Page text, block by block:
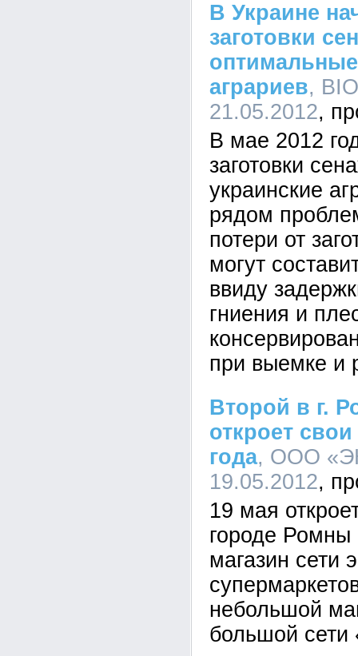
В Украине
заготовки
аграриев,
21.05.2012
В мае 2012
заготовки
украинские
рядом
потери от
могут
ввиду
гниения и
при выемке и
Второй в г.
откроет
года, ООО
19.05.2012
19 мая
городе Ромны
магазин сети
небольшой
большой